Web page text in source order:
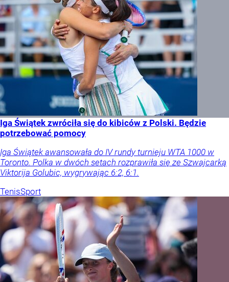
Iga Świątek zwróciła się do kibiców z Polski. Będzie
potrzebować pomocy
Iga Świątek awansowała do IV rundy turnieju WTA 1000 w
Toronto. Polka w dwóch setach rozprawiła się ze Szwajcarką
Viktorija Golubic, wygrywając 6:2, 6:1.
TenisSport